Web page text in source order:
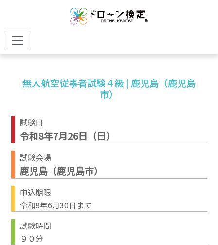
無人航空従事者試験４級 | 鹿児島（鹿児島
市）
試験日
令和8年7月26日（日）
試験会場
鹿児島（鹿児島市）
申込期限
令和8年6月30日まで
試験時間
９０分